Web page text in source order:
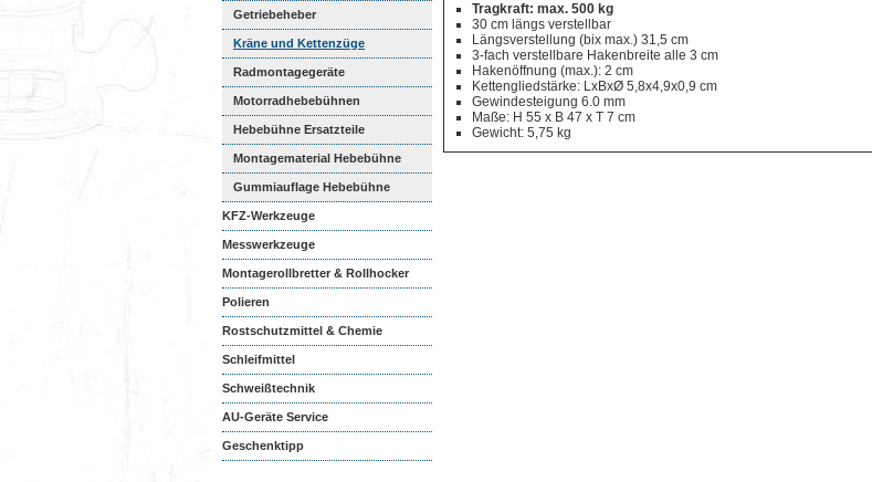
Getriebeheber
Kräne und Kettenzüge
Radmontagegeräte
Motorradhebebühnen
Hebebühne Ersatzteile
Montagematerial Hebebühne
Gummiauflage Hebebühne
KFZ-Werkzeuge
Messwerkzeuge
Montagerollbretter & Rollhocker
Polieren
Rostschutzmittel & Chemie
Schleifmittel
Schweißtechnik
AU-Geräte Service
Geschenktipp
Tragkraft: max. 500 kg
30 cm längs verstellbar
Längsverstellung (bix max.) 31,5 cm
3-fach verstellbare Hakenbreite alle 3 cm
Hakenöffnung (max.): 2 cm
Kettengliedstärke: LxBxØ 5,8x4,9x0,9 cm
Gewindesteigung 6.0 mm
Maße: H 55 x B 47 x T 7 cm
Gewicht: 5,75 kg